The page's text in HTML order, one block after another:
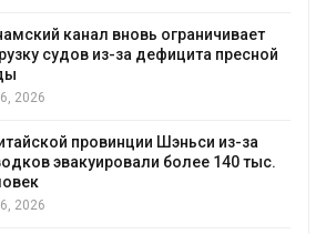
канал вновь ограничивает
судов из-за дефицита пресной
2026
провинции Шэньси из-за
эвакуировали более 140 тыс.
2026